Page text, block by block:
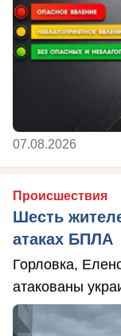
07.08.2026
Происшествия
Шесть
атаках БПЛА
Горловка,
атакованы